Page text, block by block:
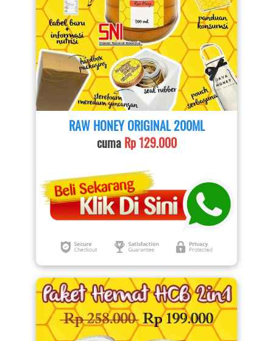
RAW HONEY ORIGINAL 200ML
cuma Rp 129.000